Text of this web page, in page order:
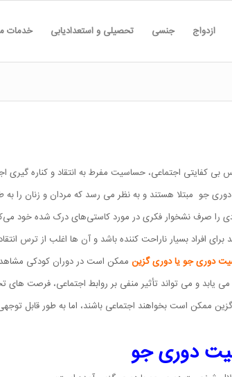
ازدواج جنسی تحصیلی و استعدادیابی خدمات
بی کفایتی اجتماعی، حساسیت مفرط به انتقاد و کناره
را صرف نشخوار فکری در مورد کاستی‌های درک شده خود
برای افراد بسیار ناراحت کننده باشد و آن ها اغلب از ترس
دوری جو یا دوری گزین ممکن است در دوران کودکی
می یابد و می تواند تأثیر منفی بر روابط اجتماعی، فرصت
ممکن است بخواهند اجتماعی باشند، اما به طور قابل
دوری جو